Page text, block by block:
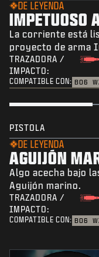
DE LEYENDA
IMPETUOSO
La corriente está
proyecto de arma
TRAZADORA /
IMPACTO:
COMPATIBLE CON: BO6
PISTOLA
DE LEYENDA
AGUIJÓN
Algo acecha bajo
Aguijón marino.
TRAZADORA /
IMPACTO:
COMPATIBLE CON: BO6